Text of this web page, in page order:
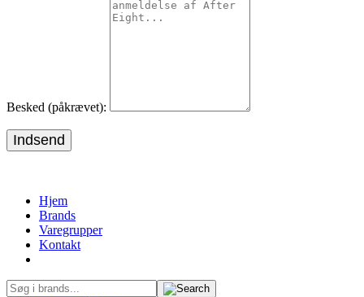
Besked (påkrævet):
Indsend
Hjem
Brands
Varegrupper
Kontakt